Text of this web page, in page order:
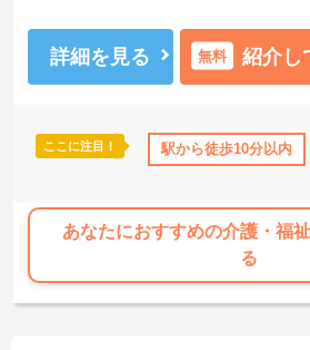
無資格OK 資格取得サポート
社でも自然と馴染める職場です。
◆無資格からでもプロフェッショナルを目
度」を完備しています。初任者研修から国
◆法人独自の介護技術認定制度「ケアマイ
けたスキルを5段階でしっかり評価し手当
詳細を見る 無料 紹介し
ここに注目！ 駅から徒歩10分以内
あなたにおすすめの介護・福
る